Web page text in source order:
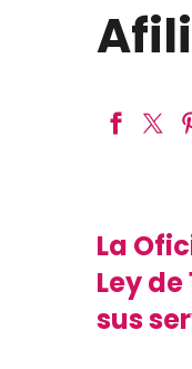
La
Ley
sus